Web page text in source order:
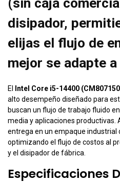
disipador,
elijas el flujo de
mejor se adapte
El Intel Core i5-14400
alto desempeño diseñado para
buscan un flujo de trabajo fluido
media y aplicaciones productivas.
entrega en un empaque industrial
optimizando el flujo de costos al
y el disipador de fábrica.
Especificaciones